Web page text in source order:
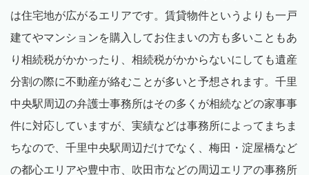
は住宅地が広がるエリアです。賃貸物件というよりも一戸
建てやマンションを購入してお住まいの方も多いこともあ
り相続税がかかったり、相続税がかからないにしても遺産
分割の際に不動産が絡むことが多いと予想されます。千里
中央駅周辺の弁護士事務所はその多くが相続などの家事事
件に対応していますが、実績などは事務所によってまちま
ちなので、千里中央駅周辺だけでなく、梅田・淀屋橋など
の都心エリアや豊中市、吹田市などの周辺エリアの事務所